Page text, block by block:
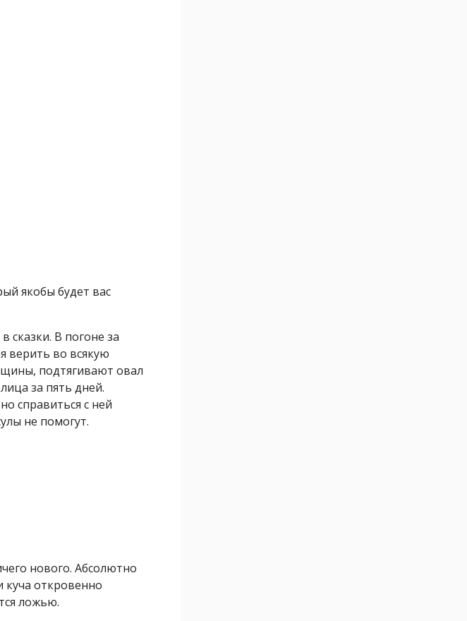
якобы будет вас
сказки. В погоне за
верить во всякую
подтягивают овал
за пять дней.
справиться с ней
не помогут.
нового. Абсолютно
куча откровенно
ложью.